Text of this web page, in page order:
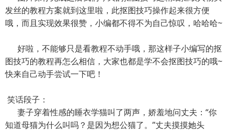
发丝的教程方案就到这里啦，此抠图技巧操作起来很方便
哦，而且实现效果很赞，小编都不得不为自己惊叹，哈哈哈~
好啦，不能够只是看教程不动手哦，那这样子小编写的抠
图技巧的教程再怎么相信，大家也都是学不会抠图技巧的哦~
快来自己动手尝试一下吧！
笑话段子：
妻子穿着性感的睡衣学猫叫了两声，娇羞地问丈夫：“你
知道母猫为什么叫吗？是因为想公猫了。”丈夫摸摸她头